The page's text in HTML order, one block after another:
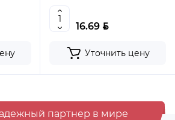
16.69 BYN
Уточнить цену
партнер в мире